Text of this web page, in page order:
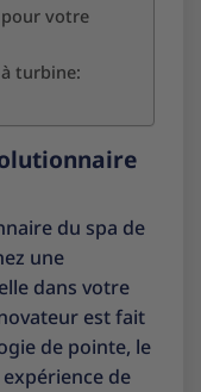
votre
turbine:
du spa de
une
dans votre
est fait
de pointe, le
de